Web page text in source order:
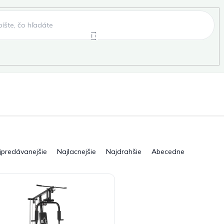
Záhradné grily a ohniská
Pre deti
Najlacnejšie Najdrahšie Abecedne